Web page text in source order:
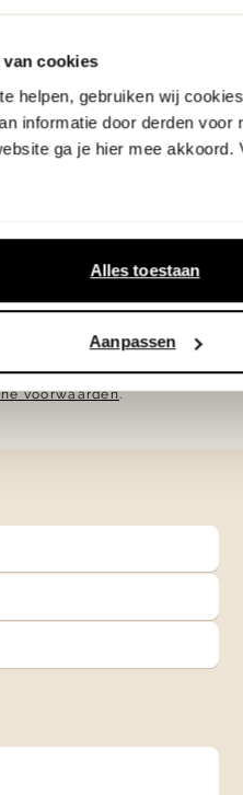
van cookies
helpen, gebruiken wij
informatie door derden voor
ga je hier mee akkoord.
Alles toestaan
Aanpassen
op je eerste
de hoogte van de
woontrends en
ga je akkoord
voorwaarden.